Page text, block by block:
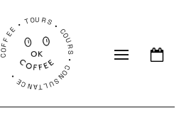
COFFEE • TOURS • COURS • CONSULTANCE •